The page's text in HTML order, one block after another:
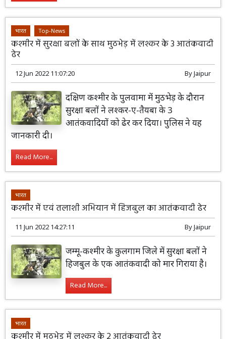
भारत Top-News
कश्मीर में सुरक्षा बलों के साथ मुठभेड़ में लश्कर के 3 आतंकवादी
ढेर
12 Jun 2022 11:07:20 ByJaipur
दक्षिण कश्मीर के पुलवामा में मुठभेड़ के दौरान
सुरक्षा बलों ने लश्कर-ए-तैयबा के 3
आतंकवादियों को ढेर कर दिया। पुलिस ने यह
जानकारी दी।
Read More...
भारत
कश्मीर में एवं तलाशी अभियान में हिजबुल का आतंकवादी ढेर
11 Jun 2022 14:27:11 ByJaipur
जम्मू-कश्मीर के कुलगाम जिले में सुरक्षा बलों ने
हिजबुल के एक आतंकवादी को मार गिराया है।
Read More...
भारत